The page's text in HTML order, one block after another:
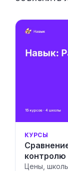
КУРСЫ
контролю
Цены,